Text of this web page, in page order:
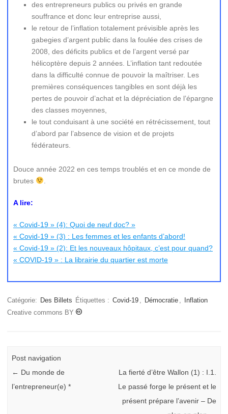
des entrepreneurs publics ou privés en grande
souffrance et donc leur entreprise aussi,
le retour de l’inflation totalement prévisible après les
gabegies d’argent public dans la foulée des crises de
2008, des déficits publics et de l’argent versé par
hélicoptère depuis 2 années. L’inflation tant redoutée
dans la difficulté connue de pouvoir la maîtriser. Les
premières conséquences tangibles en sont déjà les
pertes de pouvoir d’achat et la dépréciation de l’épargne
des classes moyennes,
le tout conduisant à une société en rétrécissement, tout
d’abord par l’absence de vision et de projets
fédérateurs.
Douce année 2022 en ces temps troublés et en ce monde de
brutes
A lire:
« Covid-19 » (4): Quoi de neuf doc? »
« Covid-19 » (3) : Les femmes et les enfants d’abord!
« Covid-19 » (2): Et les nouveaux hôpitaux, c’est pour quand?
« COVID-19 » : La librairie du quartier est morte
Catégorie: Des Billets Étiquettes : Covid-19 , Démocratie ,
Inflation
Creative commons BY
Post navigation
← Du monde de
l’entrepreneur(e) *
La fierté d’être Wallon (1) : I.1.
Le passé forge le présent et le
présent prépare l’avenir – De